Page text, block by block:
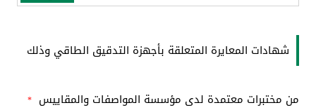
شهادات المعايرة المتعلقة بأجهزة التدقيق الطاقي وذلك
من مختبرات معتمدة لدى مؤسسة المواصفات والمقاييس *